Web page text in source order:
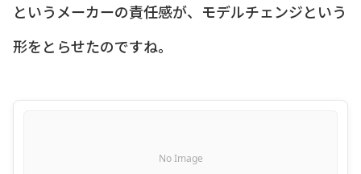
というメーカーの責任感が、モデルチェンジという
形をとらせたのですね。
No Image